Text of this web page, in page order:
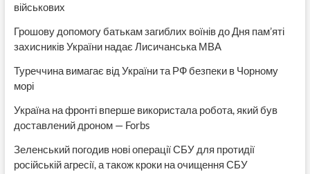
військових
Грошову допомогу батькам загиблих воїнів до Дня пам’яті
захисників України надає Лисичанська МВА
Туреччина вимагає від України та РФ безпеки в Чорному
морі
Україна на фронті вперше використала робота, який був
доставлений дроном — Forbs
Зеленський погодив нові операції СБУ для протидії
російській агресії, а також кроки на очищення СБУ